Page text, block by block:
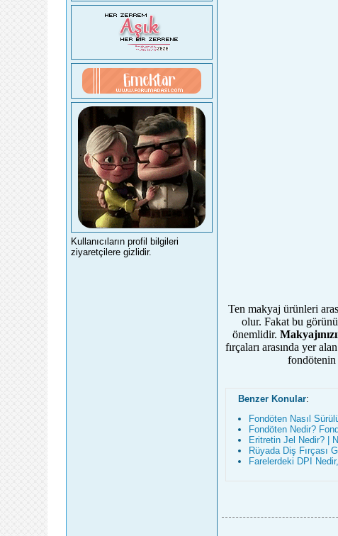
Kullanıcıların profil bilgileri
ziyaretçilere gizlidir.
Ten makyaj ürünleri
olur. Fakat bu
önemlidir.
fırçaları arasında yer
fondötenin
Benzer Konular:
Fondöten Nasıl
Fondöten Nedir?
Eritretin Jel Nedir? |
Rüyada Diş Fırçası
Farelerdeki DPI